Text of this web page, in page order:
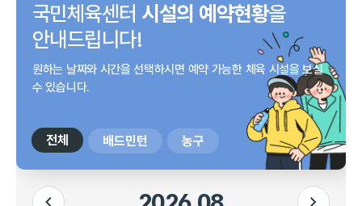
국민체육센터 시설의 예약현황을
안내드립니다!
원하는 날짜와 시간을 선택하시면 예약 가능한 체육 시설을보실
수 있습니다.
전체 배드민턴 농구